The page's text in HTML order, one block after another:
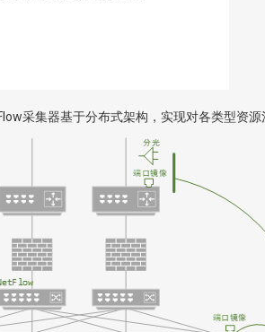
采集器基于分布式架构，实现对各类型资